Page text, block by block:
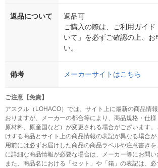
返品について
返品可
ご購入の際は、ご利用ガイド
いて」を必ずご確認の上、お
い。
備考 メーカーサイトはこちら
ご注意【免責】
アスクル（LOHACO）では、サイト上に最新の商品情
おりますが、メーカーの都合等により、商品規格・仕様
原材料、原産国など）が変更される場合がございます
けする商品とサイト上の商品情報の表記が異なる場合
用前には必ずお届けした商品の商品ラベルや注意書き
に詳細な商品情報が必要な場合は、メーカー等にお問い
また、商品名における「セット」や「箱」の表記は、